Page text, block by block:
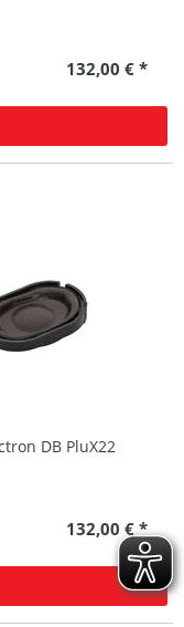
132,00 € *
DB PluX22
132,00 € *